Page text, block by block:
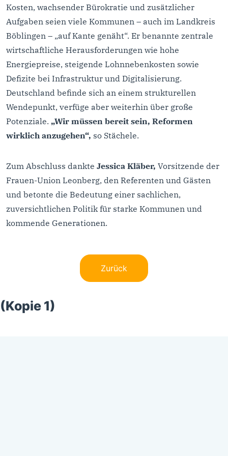
Kosten, wachsender Bürokratie und zusätzlicher
Aufgaben seien viele Kommunen – auch im Landkreis
Böblingen – „auf Kante genäht“. Er benannte zentrale
wirtschaftliche Herausforderungen wie hohe
Energiepreise, steigende Lohnnebenkosten sowie
Defizite bei Infrastruktur und Digitalisierung.
Deutschland befinde sich an einem strukturellen
Wendepunkt, verfüge aber weiterhin über große
Potenziale. „Wir müssen bereit sein, Reformen
wirklich anzugehen“, so Stächele.
Zum Abschluss dankte Jessica Kläber, Vorsitzende der
Frauen-Union Leonberg, den Referenten und Gästen
und betonte die Bedeutung einer sachlichen,
zuversichtlichen Politik für starke Kommunen und
kommende Generationen.
Zurück
(Kopie 1)